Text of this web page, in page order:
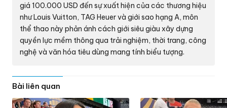
giá 100.000 USD đến sự xuất hiện của các thương hiệu
như Louis Vuitton, TAG Heuer và giới sao hạng A, môn
thể thao này phản ánh cách giới siêu giàu xây dựng
quyền lực mềm thông qua trải nghiệm, thời trang, công
nghệ và văn hóa tiêu dùng mang tính biểu tượng.
Bài liên quan